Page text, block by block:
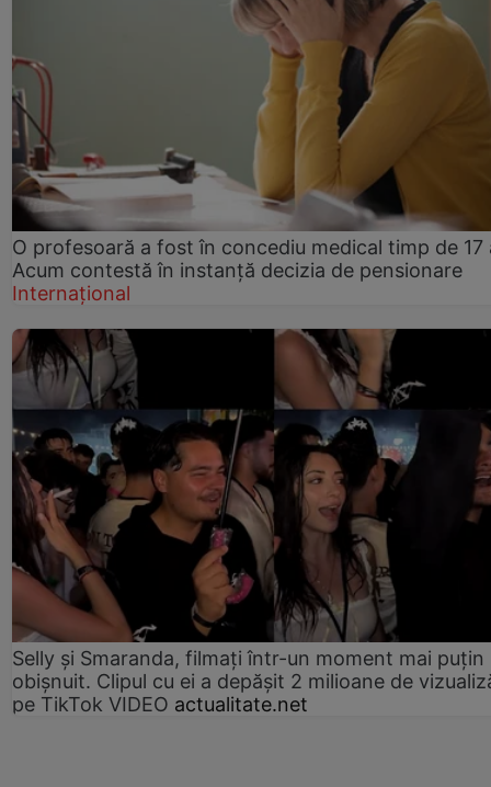
O profesoară a fost în concediu medical timp de 17
Acum contestă în instanță decizia de pensionare
Internațional
Selly și Smaranda, filmați într-un moment mai puțin
obișnuit. Clipul cu ei a depășit 2 milioane de
pe TikTok VIDEO actualitate.net